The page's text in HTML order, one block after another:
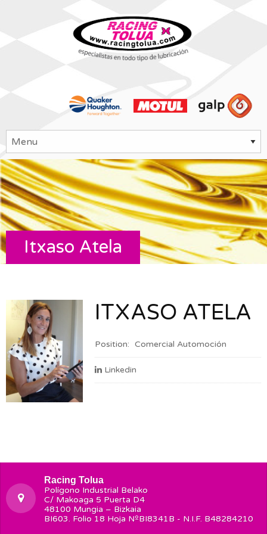
Itxaso Atela
ITXASO ATELA
Position: Comercial Automoción
Linkedin
Racing Tolua
Polígono Industrial Belako
C/ Makoaga 5 Puerta D4
48100 Mungia – Bizkaia
BI603. Folio 18 Hoja NºBI8341B - N.I.F. B48284210